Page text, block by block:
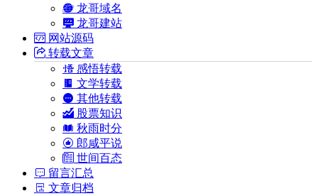
龙哥域名
龙哥建站
网站源码
转载文章
感悟转载
文学转载
其他转载
股票知识
秋雨时分
郎咸平说
世间百态
留言汇总
文章归档